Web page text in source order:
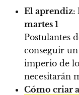
El aprendiz:
martes 1
Postulantes
conseguir
imperio de
necesitarán
Cómo criar